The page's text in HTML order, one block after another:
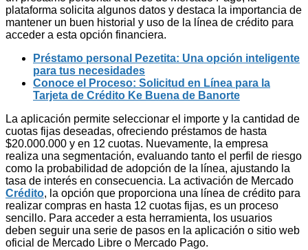
plataforma solicita algunos datos y destaca la importancia de
mantener un buen historial y uso de la línea de crédito para
acceder a esta opción financiera.
Préstamo personal Pezetita: Una opción inteligente
para tus necesidades
Conoce el Proceso: Solicitud en Línea para la
Tarjeta de Crédito Ke Buena de Banorte
La aplicación permite seleccionar el importe y la cantidad de
cuotas fijas deseadas, ofreciendo préstamos de hasta
$20.000.000 y en 12 cuotas. Nuevamente, la empresa
realiza una segmentación, evaluando tanto el perfil de riesgo
como la probabilidad de adopción de la línea, ajustando la
tasa de interés en consecuencia. La activación de Mercado
Crédito, la opción que proporciona una línea de crédito para
realizar compras en hasta 12 cuotas fijas, es un proceso
sencillo. Para acceder a esta herramienta, los usuarios
deben seguir una serie de pasos en la aplicación o sitio web
oficial de Mercado Libre o Mercado Pago.